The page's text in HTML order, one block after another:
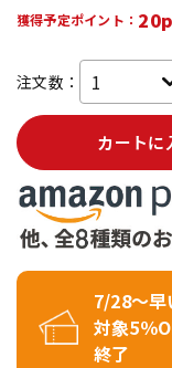
獲得予定ポイント：
注文数：
カートに
7/28～早
対象5％
終了